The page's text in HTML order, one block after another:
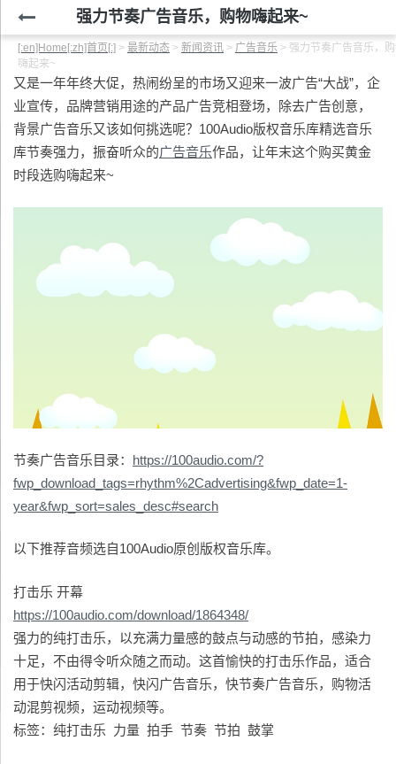
强力节奏广告音乐，购物嗨起来~
[:en]Home[:zh]首页[:] > 最新动态 > 新闻资讯 > 广告音乐 > 强力节奏广告音乐，
嗨起来~
又是一年年终大促，热闹纷呈的市场又迎来一波广告“大战”，企
业宣传，品牌营销用途的产品广告竞相登场，除去广告创意，
背景广告音乐又该如何挑选呢？100Audio版权音乐库精选音乐
库节奏强力，振奋听众的广告音乐作品，让年末这个购买黄金
时段选购嗨起来~
节奏广告音乐目录： https://100audio.com/?
fwp_download_tags=rhythm%2Cadvertising&fwp_date=1-
year&fwp_sort=sales_desc#search
以下推荐音频选自100Audio原创版权音乐库。
打击乐 开幕
https://100audio.com/download/1864348/
强力的纯打击乐，以充满力量感的鼓点与动感的节拍，感染力
十足，不由得令听众随之而动。这首愉快的打击乐作品，适合
用于快闪活动剪辑，快闪广告音乐，快节奏广告音乐，购物活
动混剪视频，运动视频等。
标签：纯打击乐 力量 拍手 节奏 节拍 鼓掌